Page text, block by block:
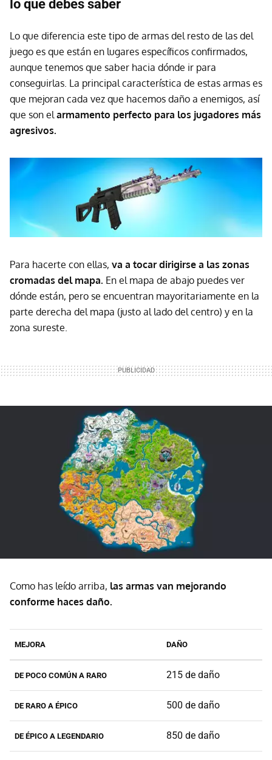
lo que debes saber
Lo que diferencia este tipo de armas del resto de las del
juego es que están en lugares específicos confirmados,
aunque tenemos que saber hacia dónde ir para
conseguirlas. La principal característica de estas armas es
que mejoran cada vez que hacemos daño a enemigos, así
que son el armamento perfecto para los jugadores más
agresivos.
Para hacerte con ellas, va a tocar dirigirse a las zonas
cromadas del mapa. En el mapa de abajo puedes ver
dónde están, pero se encuentran mayoritariamente en la
parte derecha del mapa (justo al lado del centro) y en la
zona sureste.
Como has leído arriba, las armas van mejorando
conforme haces daño.
MEJORA DAÑO
DE POCO COMÚN A RARO 215 de daño
DE RARO A ÉPICO 500 de daño
DE ÉPICO A LEGENDARIO 850 de daño